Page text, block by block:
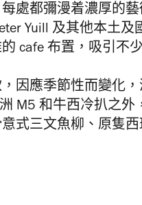
處都彌漫着濃厚的藝
Yuill 及其他本土
cafe 布置，吸引不
因應季節性而變化
M5 和牛西冷扒之外
式三文魚柳、原隻